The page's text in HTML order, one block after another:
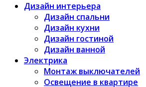
Дизайн интерьера
Дизайн спальни
Дизайн кухни
Дизайн гостиной
Дизайн ванной
Электрика
Монтаж выключателей
Освещение в квартире